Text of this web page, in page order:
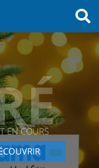
EN COURS